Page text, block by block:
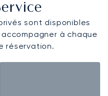
sont disponibles
à chaque
réservation.